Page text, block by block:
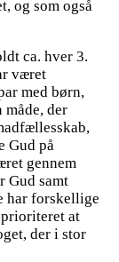
og som også
ca. hver 3.
været
med børn,
måde, der
Gud på
gennem
Gud samt
har forskellige
at
der i stor